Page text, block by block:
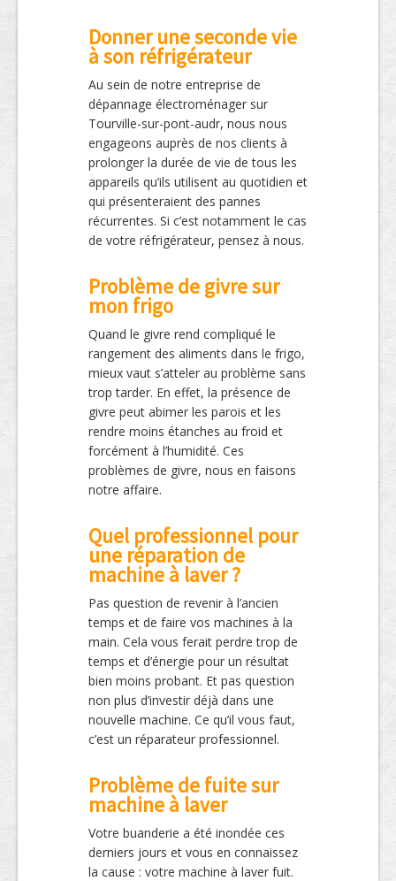
Donner une seconde vie
à son réfrigérateur
Au sein de notre entreprise de
dépannage électroménager sur
Tourville-sur-pont-audr, nous nous
engageons auprès de nos clients à
prolonger la durée de vie de tous les
appareils qu’ils utilisent au quotidien et
qui présenteraient des pannes
récurrentes. Si c’est notamment le cas
de votre réfrigérateur, pensez à nous.
Problème de givre sur
mon frigo
Quand le givre rend compliqué le
rangement des aliments dans le frigo,
mieux vaut s’atteler au problème sans
trop tarder. En effet, la présence de
givre peut abimer les parois et les
rendre moins étanches au froid et
forcément à l’humidité. Ces
problèmes de givre, nous en faisons
notre affaire.
Quel professionnel pour
une réparation de
machine à laver ?
Pas question de revenir à l’ancien
temps et de faire vos machines à la
main. Cela vous ferait perdre trop de
temps et d’énergie pour un résultat
bien moins probant. Et pas question
non plus d’investir déjà dans une
nouvelle machine. Ce qu’il vous faut,
c’est un réparateur professionnel.
Problème de fuite sur
machine à laver
Votre buanderie a été inondée ces
derniers jours et vous en connaissez
la cause : votre machine à laver fuit.